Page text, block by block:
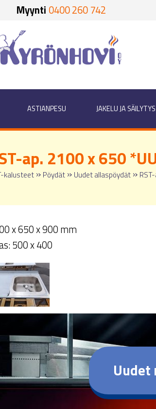
Myynti 0400 260 742
ASTIANPESU JAKELU JA SÄILYTYS
ap. 2100 x 650
kalusteet » Pöydät » Uudet allaspöydät »
x 650 x 900 mm
500 x 400